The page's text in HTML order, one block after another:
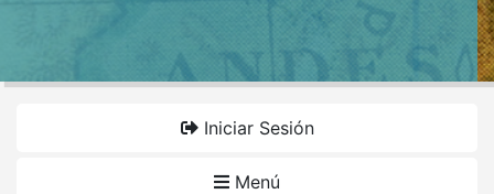
Iniciar Sesión
Menú